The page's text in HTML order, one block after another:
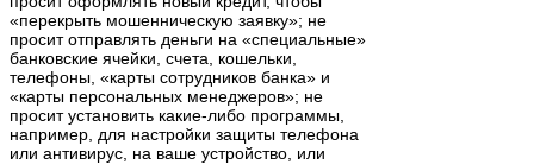
«перекрыть мошенническую заявку»; не
просит отправлять деньги на «специальные»
банковские ячейки, счета, кошельки,
телефоны, «карты сотрудников банка» и
«карты персональных менеджеров»; не
просит установить какие-либо программы,
например, для настройки защиты телефона
или антивирус, на ваше устройство, или